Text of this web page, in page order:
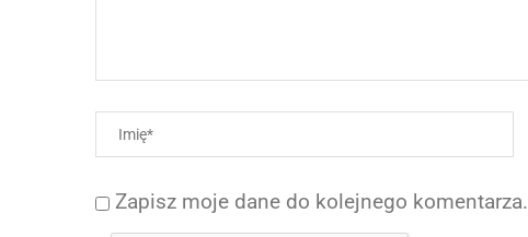
Zapisz moje dane do kolejnego komentarza.